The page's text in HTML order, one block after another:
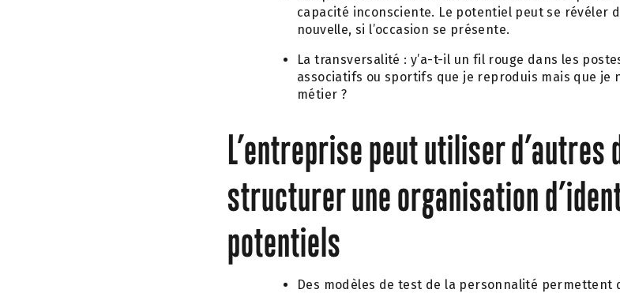
capacité inconsciente. Le potentiel peut se révéler
nouvelle, si l’occasion se présente.
La transversalité : y’a-t-il un fil rouge dans les
associatifs ou sportifs que je reproduis mais que je
métier ?
L’entreprise peut utiliser
structurer une organisation
potentiels
Des modèles de test de la personnalité permettent